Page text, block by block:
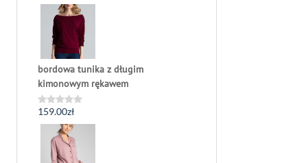
0
bordowa tunika z długim
kimonowym rękawem
Oceniono
0
159.00zł